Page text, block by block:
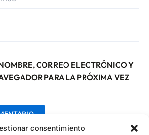
consentimiento
CORREO ELECTRÓNICO Y
PARA LA PRÓXIMA VEZ